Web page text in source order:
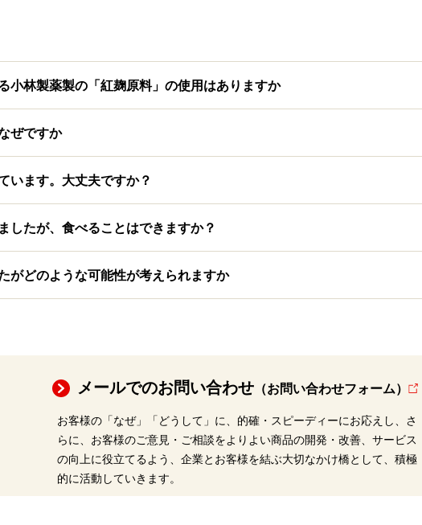
小林製薬製の「紅麹原料」の使用はありますか
ぜですか
います。大丈夫ですか？
したが、食べることはできますか？
がどのような可能性が考えられますか
メールでのお問い合わせ（お問い合わせフォーム）
お客様の「なぜ」「どうして」に、的確・スピーディーにお応えし、さ
らに、お客様のご意見・ご相談をよりよい商品の開発・改善、サービス
の向上に役立てるよう、企業とお客様を結ぶ大切なかけ橋として、積極
的に活動していきます。